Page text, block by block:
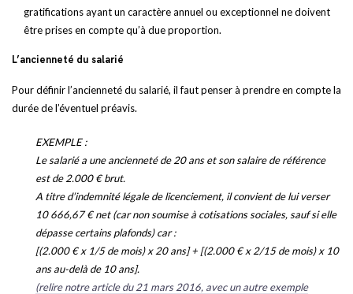
gratifications ayant un caractère annuel ou exceptionnel ne doivent
être prises en compte qu’à due proportion.
L’ancienneté du salarié
Pour définir l’ancienneté du salarié, il faut penser à prendre en compte la
durée de l’éventuel préavis.
EXEMPLE :
Le salarié a une ancienneté de 20 ans et son salaire de référence
est de 2.000 € brut.
A titre d’indemnité légale de licenciement, il convient de lui verser
10 666,67 € net (car non soumise à cotisations sociales, sauf si elle
dépasse certains plafonds) car :
[(2.000 € x 1/5 de mois) x 20 ans] + [(2.000 € x 2/15 de mois) x 10
ans au-delà de 10 ans].
(relire notre article du 21 mars 2016, avec un autre exemple